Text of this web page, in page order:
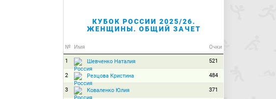
КУБОК РОССИИ 2025/26.
ЖЕНЩИНЫ. ОБЩИЙ ЗАЧЕТ
№ Имя Очки
1 Шевченко Наталия 521
2 Резцова Кристина 484
3 Коваленко Юлия 371